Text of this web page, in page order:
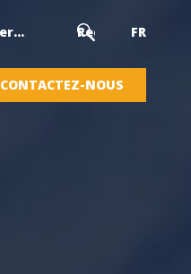
FR
CONTACTEZ-NOUS